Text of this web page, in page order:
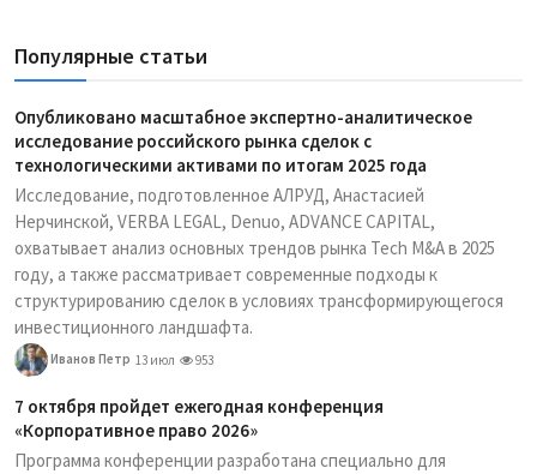
Популярные статьи
Опубликовано масштабное экспертно-аналитическое
исследование российского рынка сделок с
технологическими активами по итогам 2025 года
Исследование, подготовленное АЛРУД, Анастасией
Нерчинской, VERBA LEGAL, Denuo, ADVANCE CAPITAL,
охватывает анализ основных трендов рынка Tech M&A в 2025
году, а также рассматривает современные подходы к
структурированию сделок в условиях трансформирующегося
инвестиционного ландшафта.
Иванов Петр 13 июл 953
7 октября пройдет ежегодная конференция
«Корпоративное право 2026»
Программа конференции разработана специально для